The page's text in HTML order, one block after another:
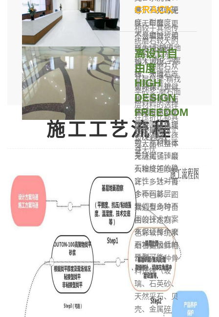
等）：无毒无
味无甲醛，更
不含辐射，相
比传统建材，
如木地板、瓷
砖、大理石等
更环保、更健
康。整个地面
体系可达A级
防火，绿色建
筑LEED认
证。
异于石材的硬
度、耐磨度，
不易磨蚀被美
誉为“无缝硬地
毯”；防化学腐
蚀、易清洁、
易翻新养护，
长达跟建筑主
体同寿命的使
用年限，让您
一次选择，终
身无忧
CRACK
相较于其他传
统磨石较大的
开裂风险系
数，臻磨石从
基层处理-精找
平砂浆-磨石面
层材料的选择
在压折比都具
有极高的优
势，从材料本
身决定了臻磨
石始终如的稳
定性：针对每·
个不同基层，
我们有多种不
同的技术方案
来保证整个磨
石地面极低的
开裂可能
高设计自
由度
HIGH
DESIGN
FREEDOM
整个地面可实
现大面积整体
无缝摊铺，最
大程度还原设
计；多达一百
多种色彩、图
案造型均可自
由设计定制，
色彩较传统水
磨石更加鲜艳
饱满。多种骨
料选择（玻
璃、石英砂、
天然采石、贝
壳、金属碎
施工工艺流程